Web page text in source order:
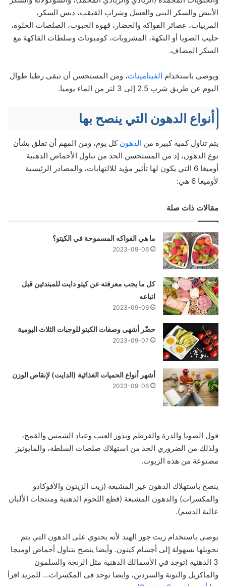
الأبيض والسكر البني والعسل وشراب القيقب، دبس السكر،
المربيات، عصائر الفواكه والخضار، قهوة الحبوب، الصلصات الحلوة،
حليب الصويا أو النكهة، المشروبات، كومبوتات وسلطات الفاكهة مع
السكر المضاف.
ويوصى باستخدام الفيتامينات، ومن المستحسن أن تبقى رطبا طوال
اليوم عن طريق شرب 2.5 إلى 3 لتر من الماء يوميا.
أنواع الدهون التي ينصح بها
يتم تناول كمية كبيرة من الدهون كل يوم، ومن المهم أن تقلق بشأن
نوع الدهون، إذ من المستحسن الحد من تناول الأحماض الدهنية
أوميغا 6 التي يكون لها تأثير مؤيد للالتهابات، والمصادر الرئيسية
لأوميغا 6 هي:
مقالات ذات صلة
ما هي الفواكه المسموحة في الكيتو؟
2023-09-06
كل ما يجب معرفته عن كيتو دايت للمبتدئين قبل
اتباعه
2023-09-06
حضّر أشهى وصفات الكيتو للوجبات الثلاث اليومية
2023-09-07
أشهر أنواع الحميات الغذائية (الدايت) لإنقاص الوزن
2023-09-06
فول الصويا والذرة والقرطم وبذور العنب وعباد الشمس والقمح،
ولذلك من الضروري الحد من استهلاك صلصات السلطة، والمايونيز
مصنوعة من هذه الزيوت.
ينصح باستهلاك الدهون غير المشبعة (زيت الزيتون والأفوكادو
والمكسرات) والدهون المشبعة (قطع اللحوم الدهنية ومنتجات الألبان
عالية الدسم).
يوصى باستخدام زيت جوز الهند لأنه يحتوي على الدهون التي يتم
تحويلها بسهولة إلى أجسام كيتون. وأيضا ينصح بتناول أحماض اوميجا
3 الدهنية (توجد في الأسمالك الدهنية مثل الرنجة والسلمون
والماكريل والتونة والسردين، وايضا توجد فى المكسرات… للمزيد اقرأ